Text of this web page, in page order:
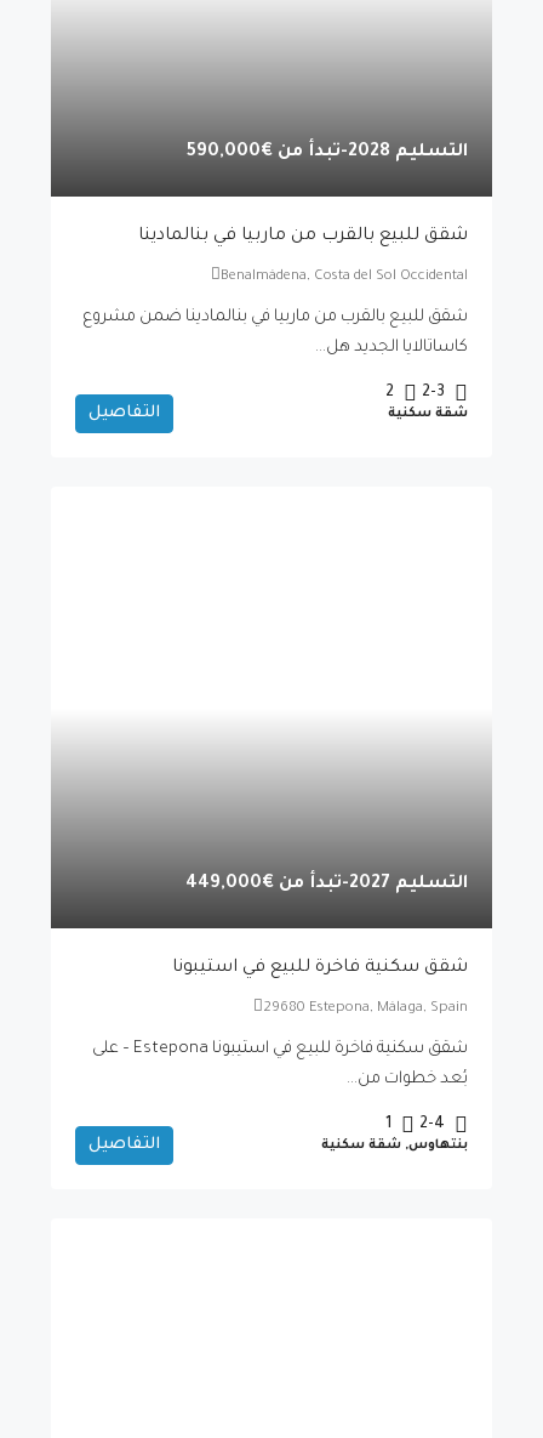
التسليم 2028-تبدأ من €590,000
شقق للبيع بالقرب من ماربيا في بنالمادينا
Benalmádena, Costa del Sol Occidental
شقق للبيع بالقرب من ماربيا في بنالمادينا ضمن مشروع
كاساتالايا الجديد هل...
2-3
2
شقة سكنية التفاصيل
التسليم 2027-تبدأ من €449,000
شقق سكنية فاخرة للبيع في استيبونا
29680 Estepona, Málaga, Spain
شقق سكنية فاخرة للبيع في استيبونا Estepona – على
بُعد خطوات من...
2-4
1
بنتهاوس, شقة سكنية التفاصيل